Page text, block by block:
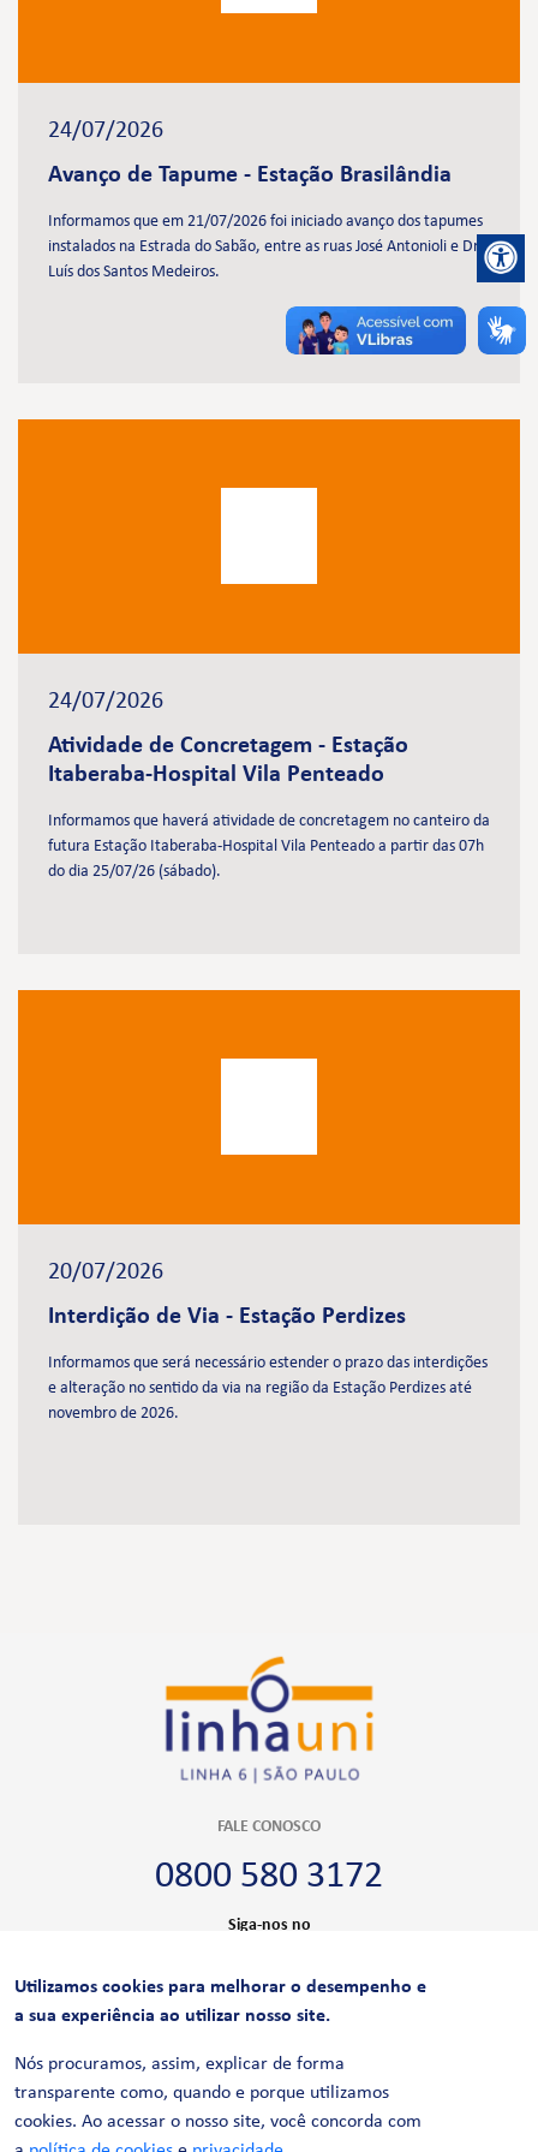
24/07/2026
Avanço de Tapume - Estação Brasilândia
Informamos que em 21/07/2026 foi iniciado avanço dos tapumes
instalados na Estrada do Sabão, entre as ruas José Antonioli e Dr.
Luís dos Santos Medeiros.
24/07/2026
Atividade de Concretagem - Estação
Itaberaba-Hospital Vila Penteado
Informamos que haverá atividade de concretagem no canteiro da
futura Estação Itaberaba-Hospital Vila Penteado a partir das 07h
do dia 25/07/26 (sábado).
20/07/2026
Interdição de Via - Estação Perdizes
Informamos que será necessário estender o prazo das interdições
e alteração no sentido da via na região da Estação Perdizes até
novembro de 2026.
FALE CONOSCO
0800 580 3172
Siga-nos no
CERTIFICAÇÕES
Utilizamos cookies para melhorar o desempenho e
a sua experiência ao utilizar nosso site.
Nós procuramos, assim, explicar de forma
transparente como, quando e porque utilizamos
cookies. Ao acessar o nosso site, você concorda com